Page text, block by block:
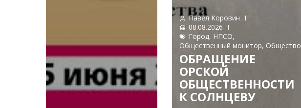
Павел Коровин
08.08.2026
Город, НПСО,
Общественный монитор, Общество
ОБРАЩЕНИЕ
ОРСКОЙ
ОБЩЕСТВЕННОСТИ
К СОЛНЦЕВУ